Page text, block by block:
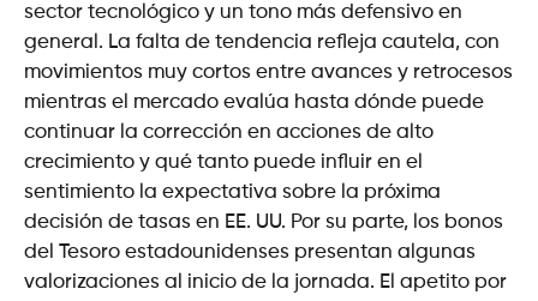
sector tecnológico y un tono más defensivo en
general. La falta de tendencia refleja cautela, con
movimientos muy cortos entre avances y retrocesos
mientras el mercado evalúa hasta dónde puede
continuar la corrección en acciones de alto
crecimiento y qué tanto puede influir en el
sentimiento la expectativa sobre la próxima
decisión de tasas en EE. UU. Por su parte, los bonos
del Tesoro estadounidenses presentan algunas
valorizaciones al inicio de la jornada. El apetito por